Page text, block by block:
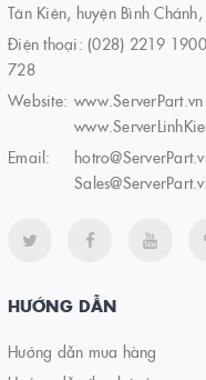
Tân Kiên, huyện Bình
Điện thoại: (028) 2219
728
Website: www.ServerPart.vn
Email:
HƯỚNG DẪN
Hướng dẫn mua hàng